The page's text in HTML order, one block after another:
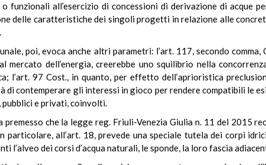
funzionali all’esercizio di concessioni di derivazione di acque
delle caratteristiche dei singoli progetti in relazione alle
poi, evoca anche altri parametri: l’art. 117, secondo
mercato dell’energia, creerebbe uno squilibrio nella
l’art. 97 Cost., in quanto, per effetto dell’aprioristica
di contemperare gli interessi in gioco per rendere compatibili le
pubblici e privati, coinvolti.
premesso che la legge reg. Friuli-Venezia Giulia n. 11 del 2015
particolare, all’art. 18, prevede una speciale tutela dei corpi
l’alveo dei corsi d’acqua naturali, le sponde, la loro fascia